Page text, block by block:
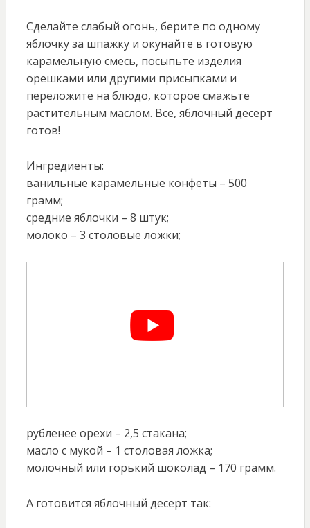
Сделайте слабый огонь, берите по одному
яблочку за шпажку и окунайте в готовую
карамельную смесь, посыпьте изделия
орешками или другими присыпками и
переложите на блюдо, которое смажьте
растительным маслом. Все, яблочный десерт
готов!
Ингредиенты:
ванильные карамельные конфеты – 500
грамм;
средние яблочки – 8 штук;
молоко – 3 столовые ложки;
рубленее орехи – 2,5 стакана;
масло с мукой – 1 столовая ложка;
молочный или горький шоколад – 170 грамм.
А готовится яблочный десерт так: